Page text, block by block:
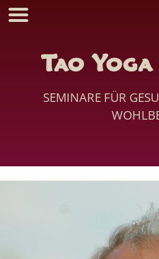
Tao
SEMINARE FÜR